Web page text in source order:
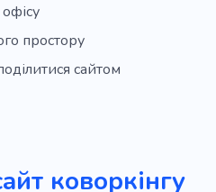
простору
сайтом
коворкінгу